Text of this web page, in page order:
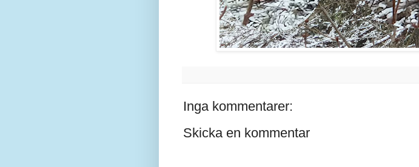
Inga kommentarer:
Skicka en kommentar